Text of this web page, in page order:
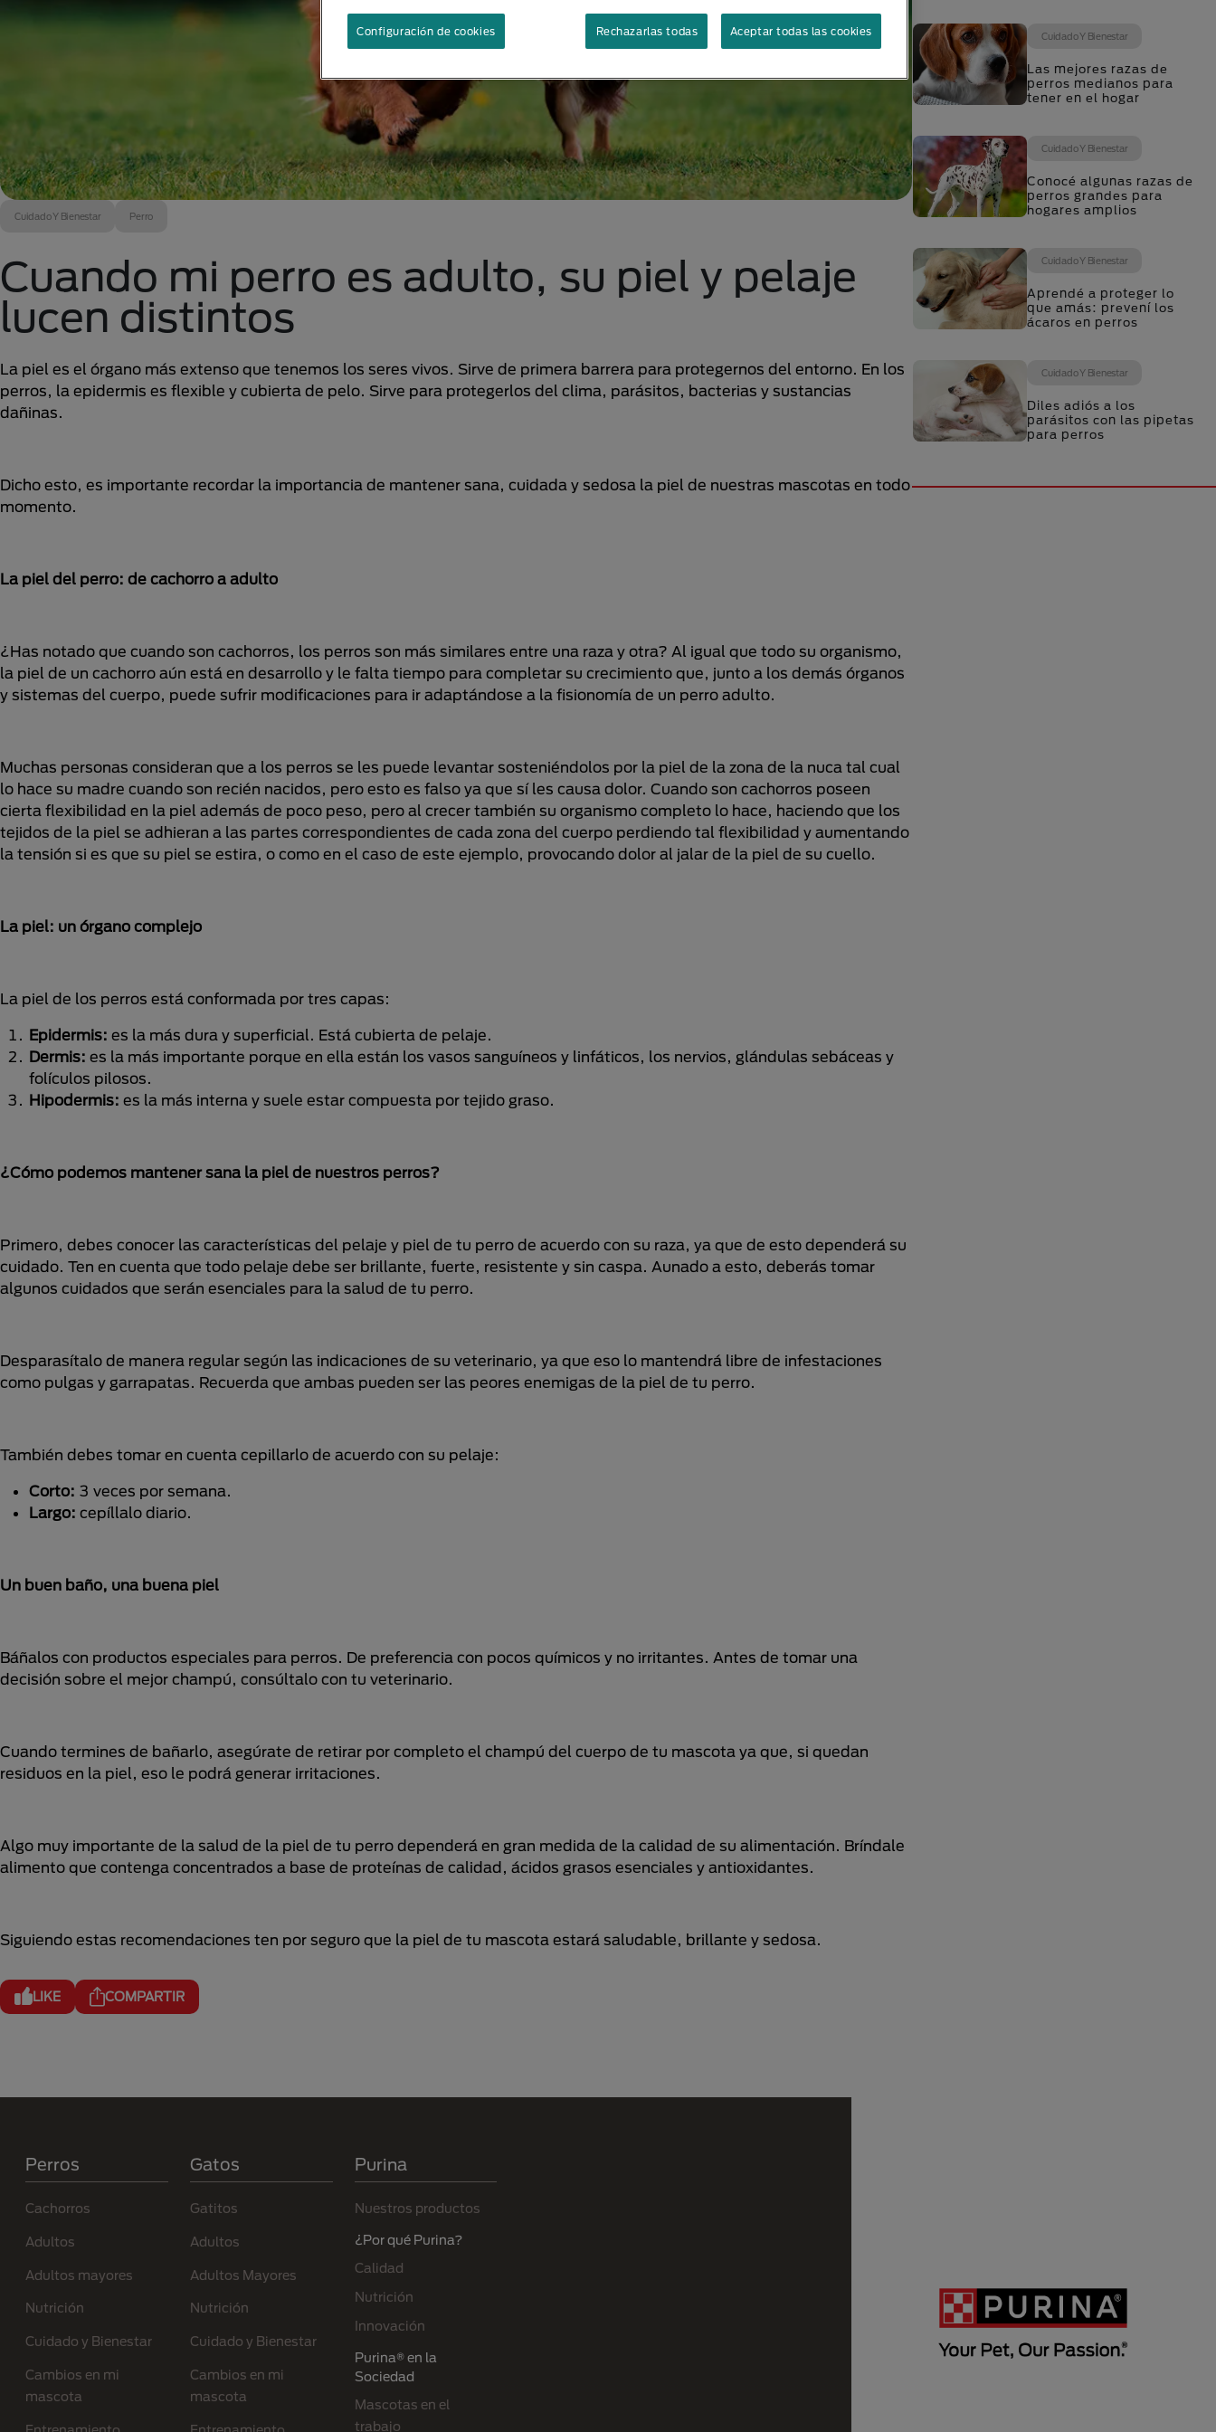
Cuidado Y Bienestar Perro
Cuando mi perro es adulto, su piel y pelaje
lucen distintos
La piel es el órgano más extenso que tenemos los seres vivos. Sirve de primera barrera para protegernos del entorno. En los
perros, la epidermis es flexible y cubierta de pelo. Sirve para protegerlos del clima, parásitos, bacterias y sustancias
dañinas.
Dicho esto, es importante recordar la importancia de mantener sana, cuidada y sedosa la piel de nuestras mascotas en todo
momento.
La piel del perro: de cachorro a adulto
¿Has notado que cuando son cachorros, los perros son más similares entre una raza y otra? Al igual que todo su organismo,
la piel de un cachorro aún está en desarrollo y le falta tiempo para completar su crecimiento que, junto a los demás órganos
y sistemas del cuerpo, puede sufrir modificaciones para ir adaptándose a la fisionomía de un perro adulto.
Muchas personas consideran que a los perros se les puede levantar sosteniéndolos por la piel de la zona de la nuca tal cual
lo hace su madre cuando son recién nacidos, pero esto es falso ya que sí les causa dolor. Cuando son cachorros poseen
cierta flexibilidad en la piel además de poco peso, pero al crecer también su organismo completo lo hace, haciendo que los
tejidos de la piel se adhieran a las partes correspondientes de cada zona del cuerpo perdiendo tal flexibilidad y aumentando
la tensión si es que su piel se estira, o como en el caso de este ejemplo, provocando dolor al jalar de la piel de su cuello.
La piel: un órgano complejo
La piel de los perros está conformada por tres capas:
Epidermis: es la más dura y superficial. Está cubierta de pelaje.
Dermis: es la más importante porque en ella están los vasos sanguíneos y linfáticos, los nervios, glándulas sebáceas y
folículos pilosos.
Hipodermis: es la más interna y suele estar compuesta por tejido graso.
¿Cómo podemos mantener sana la piel de nuestros perros?
Primero, debes conocer las características del pelaje y piel de tu perro de acuerdo con su raza, ya que de esto dependerá su
cuidado. Ten en cuenta que todo pelaje debe ser brillante, fuerte, resistente y sin caspa. Aunado a esto, deberás tomar
algunos cuidados que serán esenciales para la salud de tu perro.
Desparasítalo de manera regular según las indicaciones de su veterinario, ya que eso lo mantendrá libre de infestaciones
como pulgas y garrapatas. Recuerda que ambas pueden ser las peores enemigas de la piel de tu perro.
También debes tomar en cuenta cepillarlo de acuerdo con su pelaje:
Corto: 3 veces por semana.
Largo: cepíllalo diario.
Un buen baño, una buena piel
Báñalos con productos especiales para perros. De preferencia con pocos químicos y no irritantes. Antes de tomar una
decisión sobre el mejor champú, consúltalo con tu veterinario.
Cuando termines de bañarlo, asegúrate de retirar por completo el champú del cuerpo de tu mascota ya que, si quedan
residuos en la piel, eso le podrá generar irritaciones.
Algo muy importante de la salud de la piel de tu perro dependerá en gran medida de la calidad de su alimentación. Bríndale
alimento que contenga concentrados a base de proteínas de calidad, ácidos grasos esenciales y antioxidantes.
Siguiendo estas recomendaciones ten por seguro que la piel de tu mascota estará saludable, brillante y sedosa.
LIKE COMPARTIR
Cuidado Y Bienestar
Las mejores razas de
perros medianos para
tener en el hogar
Cuidado Y Bienestar
Conocé algunas razas de
perros grandes para
hogares amplios
Cuidado Y Bienestar
Aprendé a proteger lo
que amás: prevení los
ácaros en perros
Cuidado Y Bienestar
Diles adiós a los
parásitos con las pipetas
para perros
Perros
Cachorros
Adultos
Adultos mayores
Nutrición
Cuidado y Bienestar
Cambios en mi
mascota
Gatos
Gatitos
Adultos
Adultos Mayores
Nutrición
Cuidado y Bienestar
Cambios en mi
mascota
Purina
Nuestros productos
¿Por qué Purina?
Calidad
Nutrición
Innovación
Purina® en la
Sociedad
Mascotas en el
trabajo
Rechazarlas todas Aceptar todas las cookies
Configuración de cookies